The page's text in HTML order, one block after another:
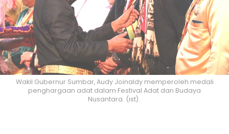
Wakil Gubernur Sumbar, Audy Joinaldy memperoleh medali
penghargaan adat dalam Festival Adat dan Budaya
Nusantara. (ist).